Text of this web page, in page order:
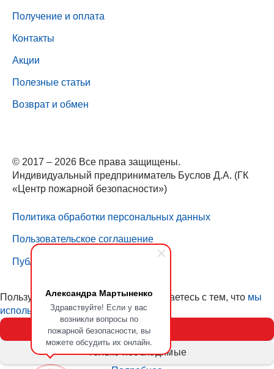
Александра Мартыненко
Здравствуйте! Если у вас
возникли вопросы по
пожарной безопасности, вы
можете обсудить их онлайн.
Получение и оплата
Контакты
Акции
Полезные статьи
Возврат и обмен
© 2017 – 2026 Все права защищены.
Индивидуальный предприниматель Буслов Д.А. (ГК
«Центр пожарной безопасности»)
Политика обработки персональных данных
Пользовательское соглашение
Публичная оферта
Пользуясь нашим сайтом, вы соглашаетесь с тем, что мы
используем cookies (куки)
Принять
Только необходимые